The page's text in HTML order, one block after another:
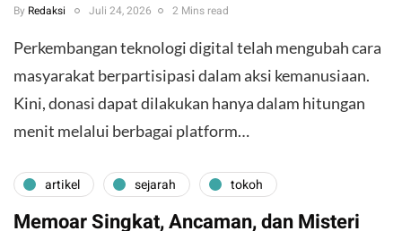
By Redaksi Juli 24, 2026 2 Mins read
Perkembangan teknologi digital telah mengubah cara
masyarakat berpartisipasi dalam aksi kemanusiaan.
Kini, donasi dapat dilakukan hanya dalam hitungan
menit melalui berbagai platform…
artikel sejarah tokoh
Memoar Singkat, Ancaman, dan Misteri